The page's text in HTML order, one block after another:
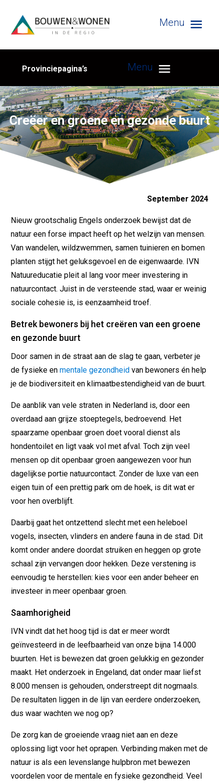
Provinciepagina’s
Creëer en groene en gezonde buurt
September 2024
Nieuw grootschalig Engels onderzoek bewijst dat de
natuur een forse impact heeft op het welzijn van mensen.
Van wandelen, wildzwemmen, samen tuinieren en bomen
planten stijgt het geluksgevoel en de eigenwaarde. IVN
Natuureducatie pleit al lang voor meer investering in
natuurcontact. Juist in de versteende stad, waar er weinig
sociale cohesie is, is eenzaamheid troef.
Betrek bewoners bij het creëren van een groene
en gezonde buurt
Door samen in de straat aan de slag te gaan, verbeter je
de fysieke enmentale gezondheid van bewoners én help
je de biodiversiteit en klimaatbestendigheid van de buurt.
De aanblik van vele straten in Nederland is, door een
overdaad aan grijze stoeptegels, bedroevend. Het
spaarzame openbaar groen doet vooral dienst als
hondentoilet en ligt vaak vol met afval. Toch zijn veel
mensen op dit openbaar groen aangewezen voor hun
dagelijkse portie natuurcontact. Zonder de luxe van een
eigen tuin of een prettig park om de hoek, is dit wat er
voor hen overblijft.
Daarbij gaat het ontzettend slecht met een heleboel
vogels, insecten, vlinders en andere fauna in de stad. Dit
komt onder andere doordat struiken en heggen op grote
schaal zijn vervangen door hekken. Deze verstening is
eenvoudig te herstellen: kies voor een ander beheer en
investeer in meer openbaar groen.
Saamhorigheid
IVN vindt dat het hoog tijd is dat er meer wordt
geïnvesteerd in de leefbaarheid van onze bijna 14.000
buurten. Het is bewezen dat groen gelukkig en gezonder
maakt. Het onderzoek in Engeland, dat onder maar liefst
8.000 mensen is gehouden, onderstreept dit nogmaals.
De resultaten liggen in de lijn van eerdere onderzoeken,
dus waar wachten we nog op?
De zorg kan de groeiende vraag niet aan en deze
oplossing ligt voor het oprapen. Verbinding maken met de
natuur is als een levenslange hulpbron met bewezen
voordelen voor de mentale en fysieke gezondheid. Veel